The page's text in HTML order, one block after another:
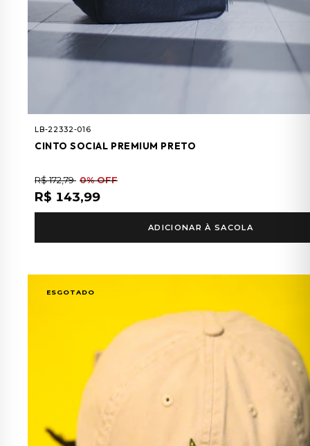
LB-22332-016
CINTO SOCIAL PREMIUM PRETO
R$ 172,79 0% OFF
R$ 143,99
ADICIONAR À SACOLA
ESGOTADO